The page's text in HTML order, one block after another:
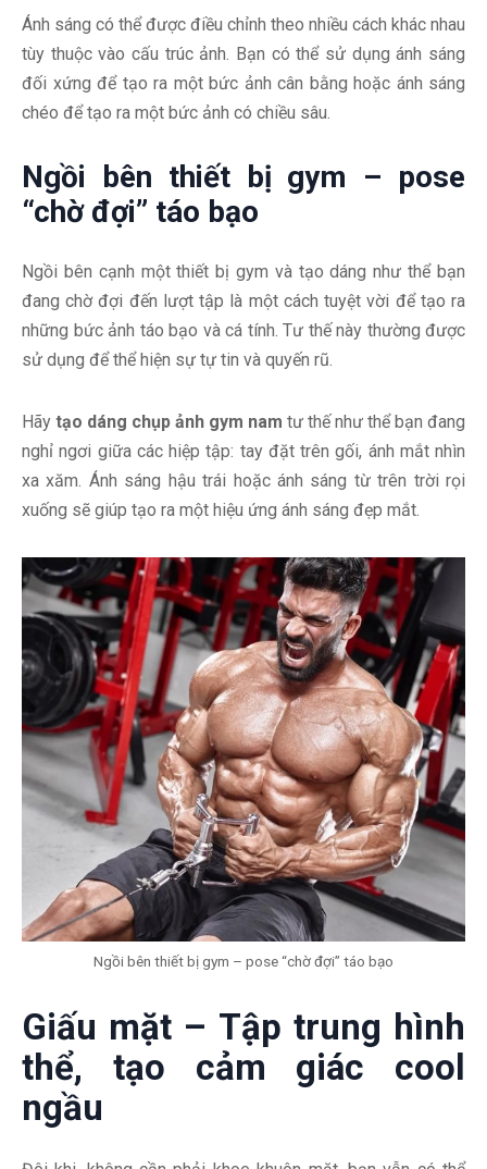
Ánh sáng có thể được điều chỉnh theo nhiều cách khác nhau
tùy thuộc vào cấu trúc ảnh. Bạn có thể sử dụng ánh sáng
đối xứng để tạo ra một bức ảnh cân bằng hoặc ánh sáng
chéo để tạo ra một bức ảnh có chiều sâu.
Ngồi bên thiết bị gym – pose
“chờ đợi” táo bạo
Ngồi bên cạnh một thiết bị gym và tạo dáng như thể bạn
đang chờ đợi đến lượt tập là một cách tuyệt vời để tạo ra
những bức ảnh táo bạo và cá tính. Tư thế này thường được
sử dụng để thể hiện sự tự tin và quyến rũ.
Hãy tạo dáng chụp ảnh gym nam tư thế như thể bạn đang
nghỉ ngơi giữa các hiệp tập: tay đặt trên gối, ánh mắt nhìn
xa xăm. Ánh sáng hậu trái hoặc ánh sáng từ trên trời rọi
xuống sẽ giúp tạo ra một hiệu ứng ánh sáng đẹp mắt.
Ngồi bên thiết bị gym – pose “chờ đợi” táo bạo
Giấu mặt – Tập trung hình
thể, tạo cảm giác cool
ngầu